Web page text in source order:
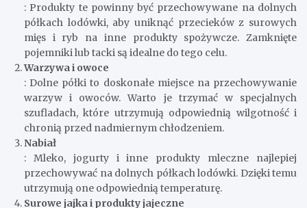
: Produkty te powinny być przechowywane na dolnych
półkach lodówki, aby uniknąć przecieków z surowych
mięs i ryb na inne produkty spożywcze. Zamknięte
pojemniki lub tacki są idealne do tego celu.
Warzywa i owoce
: Dolne półki to doskonałe miejsce na przechowywanie
warzyw i owoców. Warto je trzymać w specjalnych
szufladach, które utrzymują odpowiednią wilgotność i
chronią przed nadmiernym chłodzeniem.
Nabiał
: Mleko, jogurty i inne produkty mleczne najlepiej
przechowywać na dolnych półkach lodówki. Dzięki temu
utrzymują one odpowiednią temperaturę.
Surowe jajka i produkty jajeczne